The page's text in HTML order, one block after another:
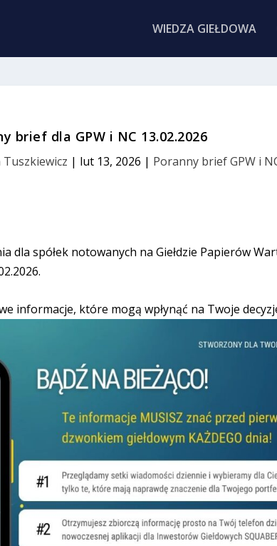
WIEDZA GIEŁDOWA
brief dla GPW i NC 13.02.2026
| lut 13, 2026 | Poranny brief GPW i
dla spółek notowanych na Giełdzie Papierów
informacje, które mogą wpłynąć na Twoje